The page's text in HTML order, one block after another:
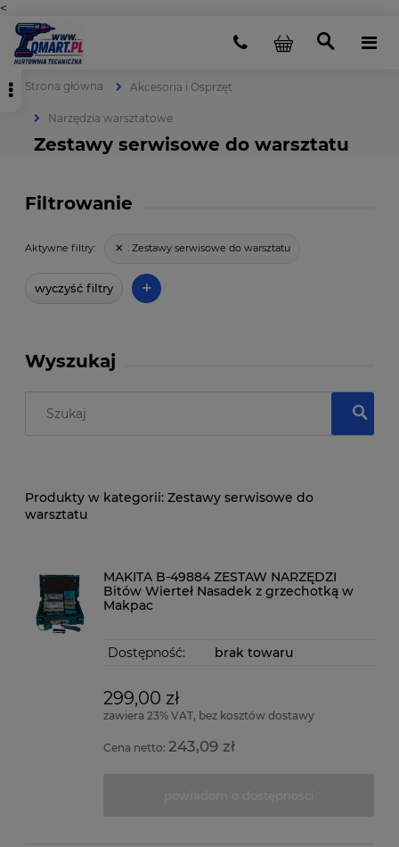
<
Strona główna Akcesoria i Osprzęt
Narzędzia warsztatowe
Zestawy serwisowe do warsztatu
Filtrowanie
Aktywne filtry: : Zestawy serwisowe do warsztatu
wyczyść filtry +
Wyszukaj
Zestawy serwisowe do
warsztatu
MAKITA B-49884 ZESTAW NARZĘDZI
Bitów Wierteł Nasadek z grzechotką w
Makpac
Dostępność: brak towaru
299,00 zł
zawiera 23% VAT, bez kosztów dostawy
Cena netto:243,09 zł